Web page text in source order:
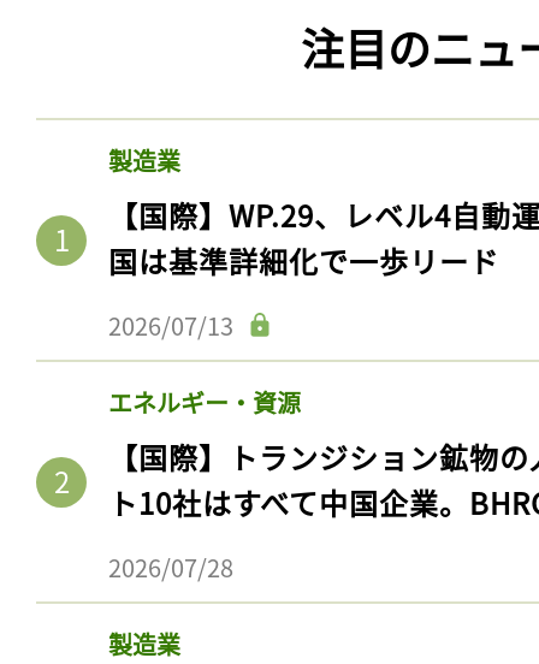
注目のニュ
製造業
【国際】WP.29、レベル4自動
国は基準詳細化で一歩リード
2026/07/13
エネルギー・資源
【国際】トランジション鉱物
ト10社はすべて中国企業。
2026/07/28
製造業